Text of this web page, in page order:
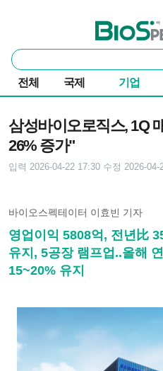
바이오스펙테
통
합
검
색
전체 국제 기업
삼성바이오로직스, 1Q
26% 증가"
입력 2026-04-22 17:30 수정 2026-04-
바이오스펙테이터 이효빈 기자
영업이익 5808억, 전년比
유지, 5공장 램프업..올해
15~20% 유지